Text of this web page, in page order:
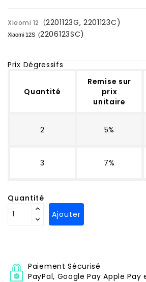
Xiaomi 12 (2201123G, 2201123C)
Xiaomi 12S (2206123SC)
Prix Dégressifs
Quantité
Remise sur
prix
unitaire
2 5%
3 7%
Quantité
Ajouter
Paiement Sécurisé
PayPal, Google Pay Apple